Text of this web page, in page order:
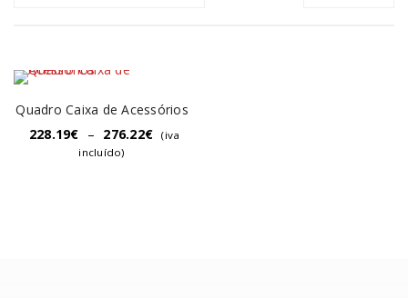
Quadro Caixa de Acessórios
228.19€ – 276.22€
(iva
incluído)